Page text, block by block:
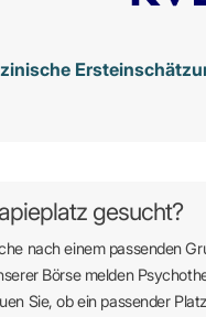
gesucht?
nach einem passenden
Börse melden
Sie, ob ein passender